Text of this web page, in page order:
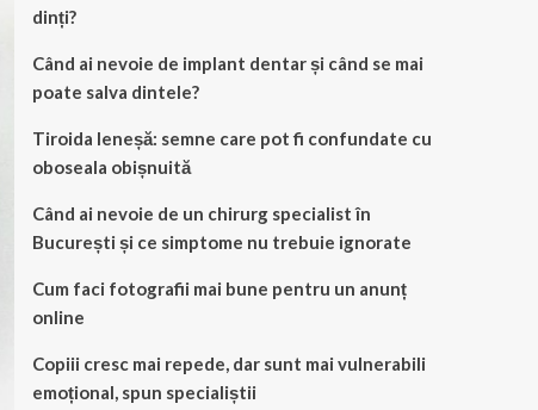
dinți?
Când ai nevoie de implant dentar și când se mai
poate salva dintele?
Tiroida leneșă: semne care pot fi confundate cu
oboseala obișnuită
Când ai nevoie de un chirurg specialist în
București și ce simptome nu trebuie ignorate
Cum faci fotografii mai bune pentru un anunț
online
Copiii cresc mai repede, dar sunt mai vulnerabili
emoțional, spun specialiștii